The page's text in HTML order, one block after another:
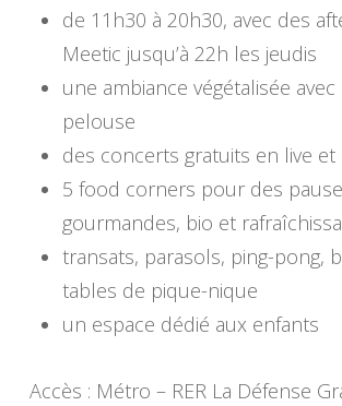
de 11h30 à 20h30, avec des
Meetic jusqu’à 22h les jeudis
une ambiance végétalisée
pelouse
des concerts gratuits en live et
5 food corners pour des
gourmandes, bio et
transats, parasols, ping-pong,
tables de pique-nique
un espace dédié aux enfants
Accès : Métro – RER La Défense